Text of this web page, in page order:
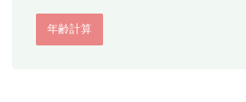
割引計算